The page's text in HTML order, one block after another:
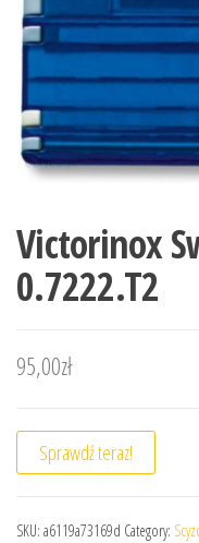
Victorinox
0.7222.T2
95,00zł
Sprawdź teraz!
SKU: a6119a73169d Category: